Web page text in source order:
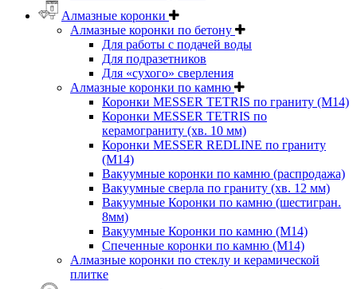
Алмазные коронки
Алмазные коронки по бетону
Для работы с подачей воды
Для подразетников
Для «сухого» сверления
Алмазные коронки по камню
Коронки MESSER TETRIS по граниту (М14)
Коронки MESSER TETRIS по
керамограниту (хв. 10 мм)
Коронки MESSER REDLINE по граниту
(М14)
Вакуумные коронки по камню (распродажа)
Вакуумные сверла по граниту (хв. 12 мм)
Вакуумные Коронки по камню (шестигран.
8мм)
Вакуумные Коронки по камню (M14)
Спеченные коронки по камню (M14)
Алмазные коронки по стеклу и керамической
плитке